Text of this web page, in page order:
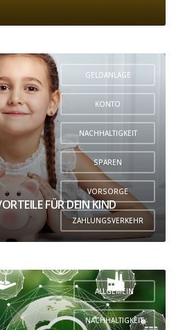
GELDANLAGE
,
KONTO
,
NACHHALTIGKEIT
,
SPAREN
,
VORSORGE
,
ZAHLUNGSVERKEHR
FÜR DEIN KIND
ALLGEMEIN
,
NACHHALTIGKEIT